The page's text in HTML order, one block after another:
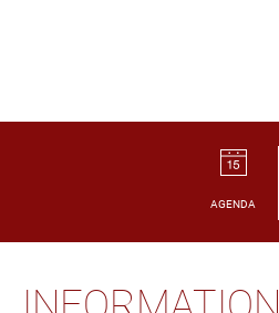
AGENDA